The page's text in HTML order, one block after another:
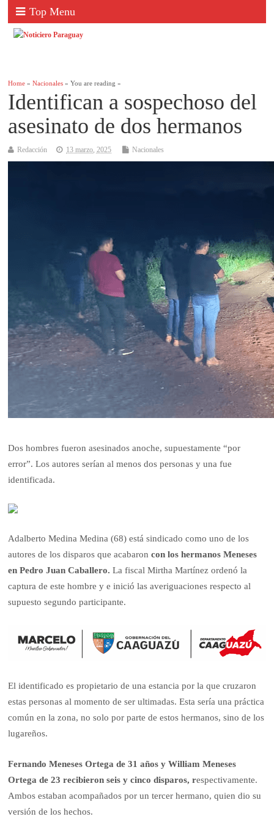
Top Menu
Home »Nacionales » You are reading »
Identifican a sospechoso del
asesinato de dos hermanos
Redacción 13 marzo, 2025 Nacionales
Dos hombres fueron asesinados anoche, supuestamente “por
error”. Los autores serían al menos dos personas y una fue
identificada.
Adalberto Medina Medina (68) está sindicado como uno de los
autores de los disparos que acabaron con los hermanos Meneses
en Pedro Juan Caballero. La fiscal Mirtha Martínez ordenó la
captura de este hombre y e inició las averiguaciones respecto al
supuesto segundo participante.
El identificado es propietario de una estancia por la que cruzaron
estas personas al momento de ser ultimadas. Esta sería una práctica
común en la zona, no solo por parte de estos hermanos, sino de los
lugareños.
Fernando Meneses Ortega de 31 años y William Meneses
Ortega de 23 recibieron seis y cinco disparos, respectivamente.
Ambos estaban acompañados por un tercer hermano, quien dio su
versión de los hechos.